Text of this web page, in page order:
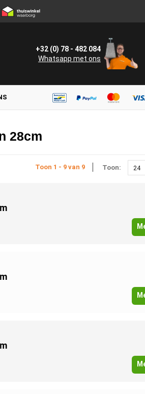
+32 (0) 78 - 482 084
Whatsapp met ons
28cm
Toon 1 - 9 van 9 Toon: 24